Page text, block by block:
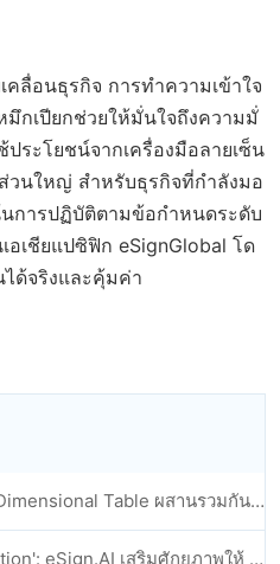
ลื่อนธุรกิจ การทำความเข้าใจ
กเปียกช่วยให้มั่นใจถึงความมั่
ระโยชน์จากเครื่องมือลายเซ็น
วนใหญ่ สำหรับธุรกิจที่กำลังมอ
นการปฏิบัติตามข้อกำหนดระดับ
อเชียแปซิฟิก eSignGlobal โด
ได้จริงและคุ้มค่า
eSign.AI และ Lark Multi-Dimensional Table ผสานรวมกันอย่างเป็นทางการ: การลงนามและการเก็บถาวรสัญญาอิเล็กทรอนิกส์แบบอัตโนมัติเต็มรูปแบบ
เปิดตัวสกิล 'esign-automation': eSign.AI เสริมศักยภาพให้ OpenClaw ด้วยลายเซ็นอิเล็กทรอนิกส์อัตโนมัติ